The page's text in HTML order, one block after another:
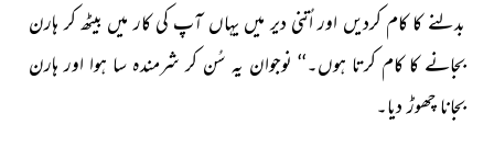
بدلنے کا کام کردیں اور اُتنی دیر میں یہاں آپ کی کار میں بیٹھ کر ہارن
بجانے کا کام کرتا ہوں۔‘‘ نوجوان یہ سُن کر شرمندہ سا ہوا اور ہارن
بجانا چھوڑ دیا۔